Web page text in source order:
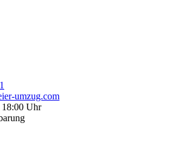
umzug.com
Uhr